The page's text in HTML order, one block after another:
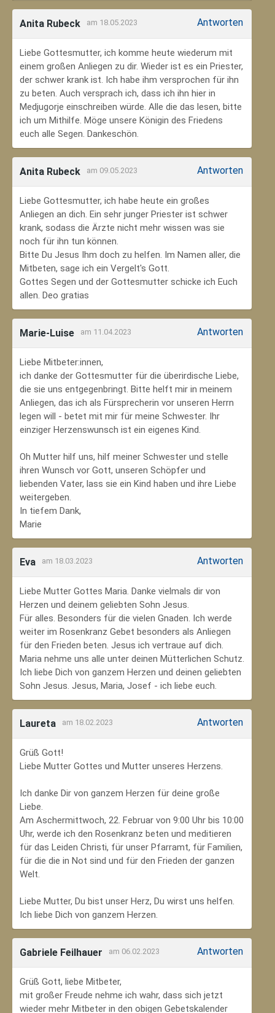
Anita Rubeck am 18.05.2023 Antworten
Liebe Gottesmutter, ich komme heute wiederum mit
einem großen Anliegen zu dir. Wieder ist es ein Priester,
der schwer krank ist. Ich habe ihm versprochen für ihn
zu beten. Auch versprach ich, dass ich ihn hier in
Medjugorje einschreiben würde. Alle die das lesen, bitte
ich um Mithilfe. Möge unsere Königin des Friedens
euch alle Segen. Dankeschön.
Anita Rubeck am 09.05.2023 Antworten
Liebe Gottesmutter, ich habe heute ein großes
Anliegen an dich. Ein sehr junger Priester ist schwer
krank, sodass die Ärzte nicht mehr wissen was sie
noch für ihn tun können.
Bitte Du Jesus Ihm doch zu helfen. Im Namen aller, die
Mitbeten, sage ich ein Vergelt's Gott.
Gottes Segen und der Gottesmutter schicke ich Euch
allen. Deo gratias
Marie-Luise am 11.04.2023 Antworten
Liebe Mitbeter:innen,
ich danke der Gottesmutter für die überirdische Liebe,
die sie uns entgegenbringt. Bitte helft mir in meinem
Anliegen, das ich als Fürsprecherin vor unseren Herrn
legen will - betet mit mir für meine Schwester. Ihr
einziger Herzenswunsch ist ein eigenes Kind.
Oh Mutter hilf uns, hilf meiner Schwester und stelle
ihren Wunsch vor Gott, unseren Schöpfer und
liebenden Vater, lass sie ein Kind haben und ihre Liebe
weitergeben.
In tiefem Dank,
Marie
Eva am 18.03.2023 Antworten
Liebe Mutter Gottes Maria. Danke vielmals dir von
Herzen und deinem geliebten Sohn Jesus.
Für alles. Besonders für die vielen Gnaden. Ich werde
weiter im Rosenkranz Gebet besonders als Anliegen
für den Frieden beten. Jesus ich vertraue auf dich.
Maria nehme uns alle unter deinen Mütterlichen Schutz.
Ich liebe Dich von ganzem Herzen und deinen geliebten
Sohn Jesus. Jesus, Maria, Josef - ich liebe euch.
Laureta am 18.02.2023 Antworten
Grüß Gott!
Liebe Mutter Gottes und Mutter unseres Herzens.
Ich danke Dir von ganzem Herzen für deine große
Liebe.
Am Aschermittwoch, 22. Februar von 9:00 Uhr bis 10:00
Uhr, werde ich den Rosenkranz beten und meditieren
für das Leiden Christi, für unser Pfarramt, für Familien,
für die die in Not sind und für den Frieden der ganzen
Welt.
Liebe Mutter, Du bist unser Herz, Du wirst uns helfen.
Ich liebe Dich von ganzem Herzen.
Gabriele Feilhauer am 06.02.2023 Antworten
Grüß Gott, liebe Mitbeter,
mit großer Freude nehme ich wahr, dass sich jetzt
wieder mehr Mitbeter in den obigen Gebetskalender